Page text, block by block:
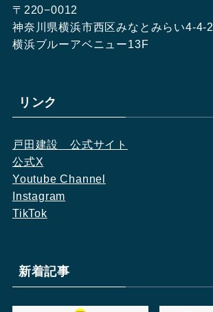
〒220−0012
神奈川県横浜市西区みなとみらい4-4-2
横浜ブルーアベニュー13F
リンク
戸田建設　公式サイト
公式X
Youtube Channel
Instagram
TikTok
新着記事